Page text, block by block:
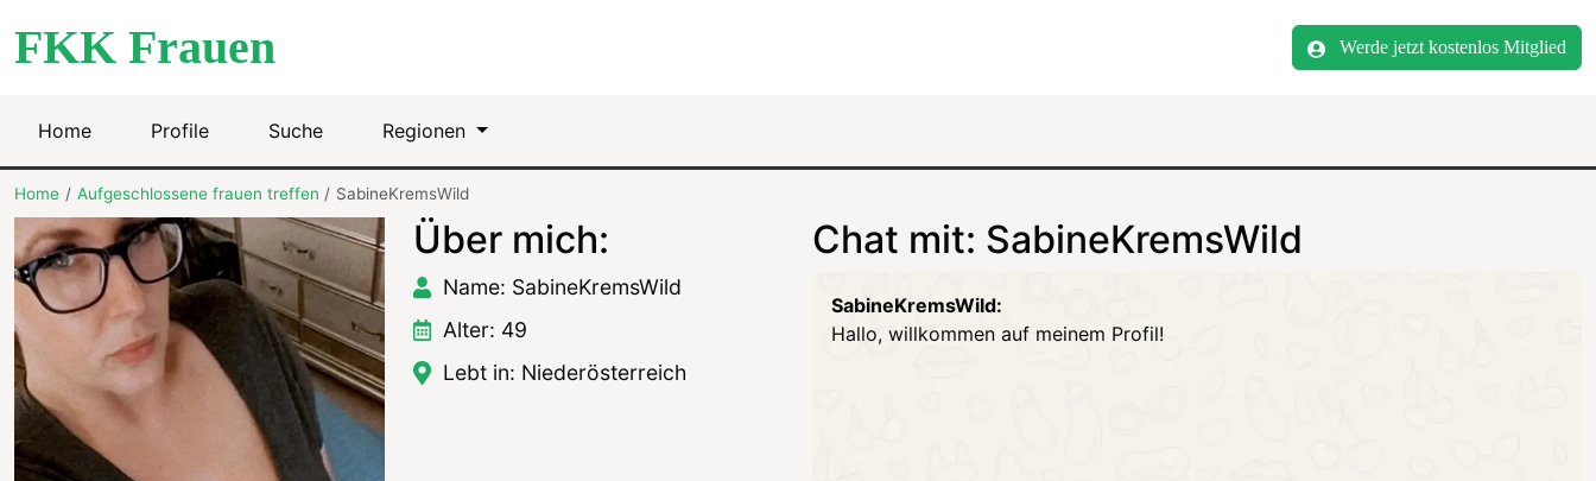
FKK Frauen Werde jetzt kostenlos Mitglied
Home Profile Suche Regionen
Home Aufgeschlossene frauen treffen SabineKremsWild
Über mich:
Name: SabineKremsWild
Alter: 49
Lebt in: Niederösterreich
Chat mit: SabineKremsWild
SabineKremsWild:
Hallo, willkommen auf meinem Profil!